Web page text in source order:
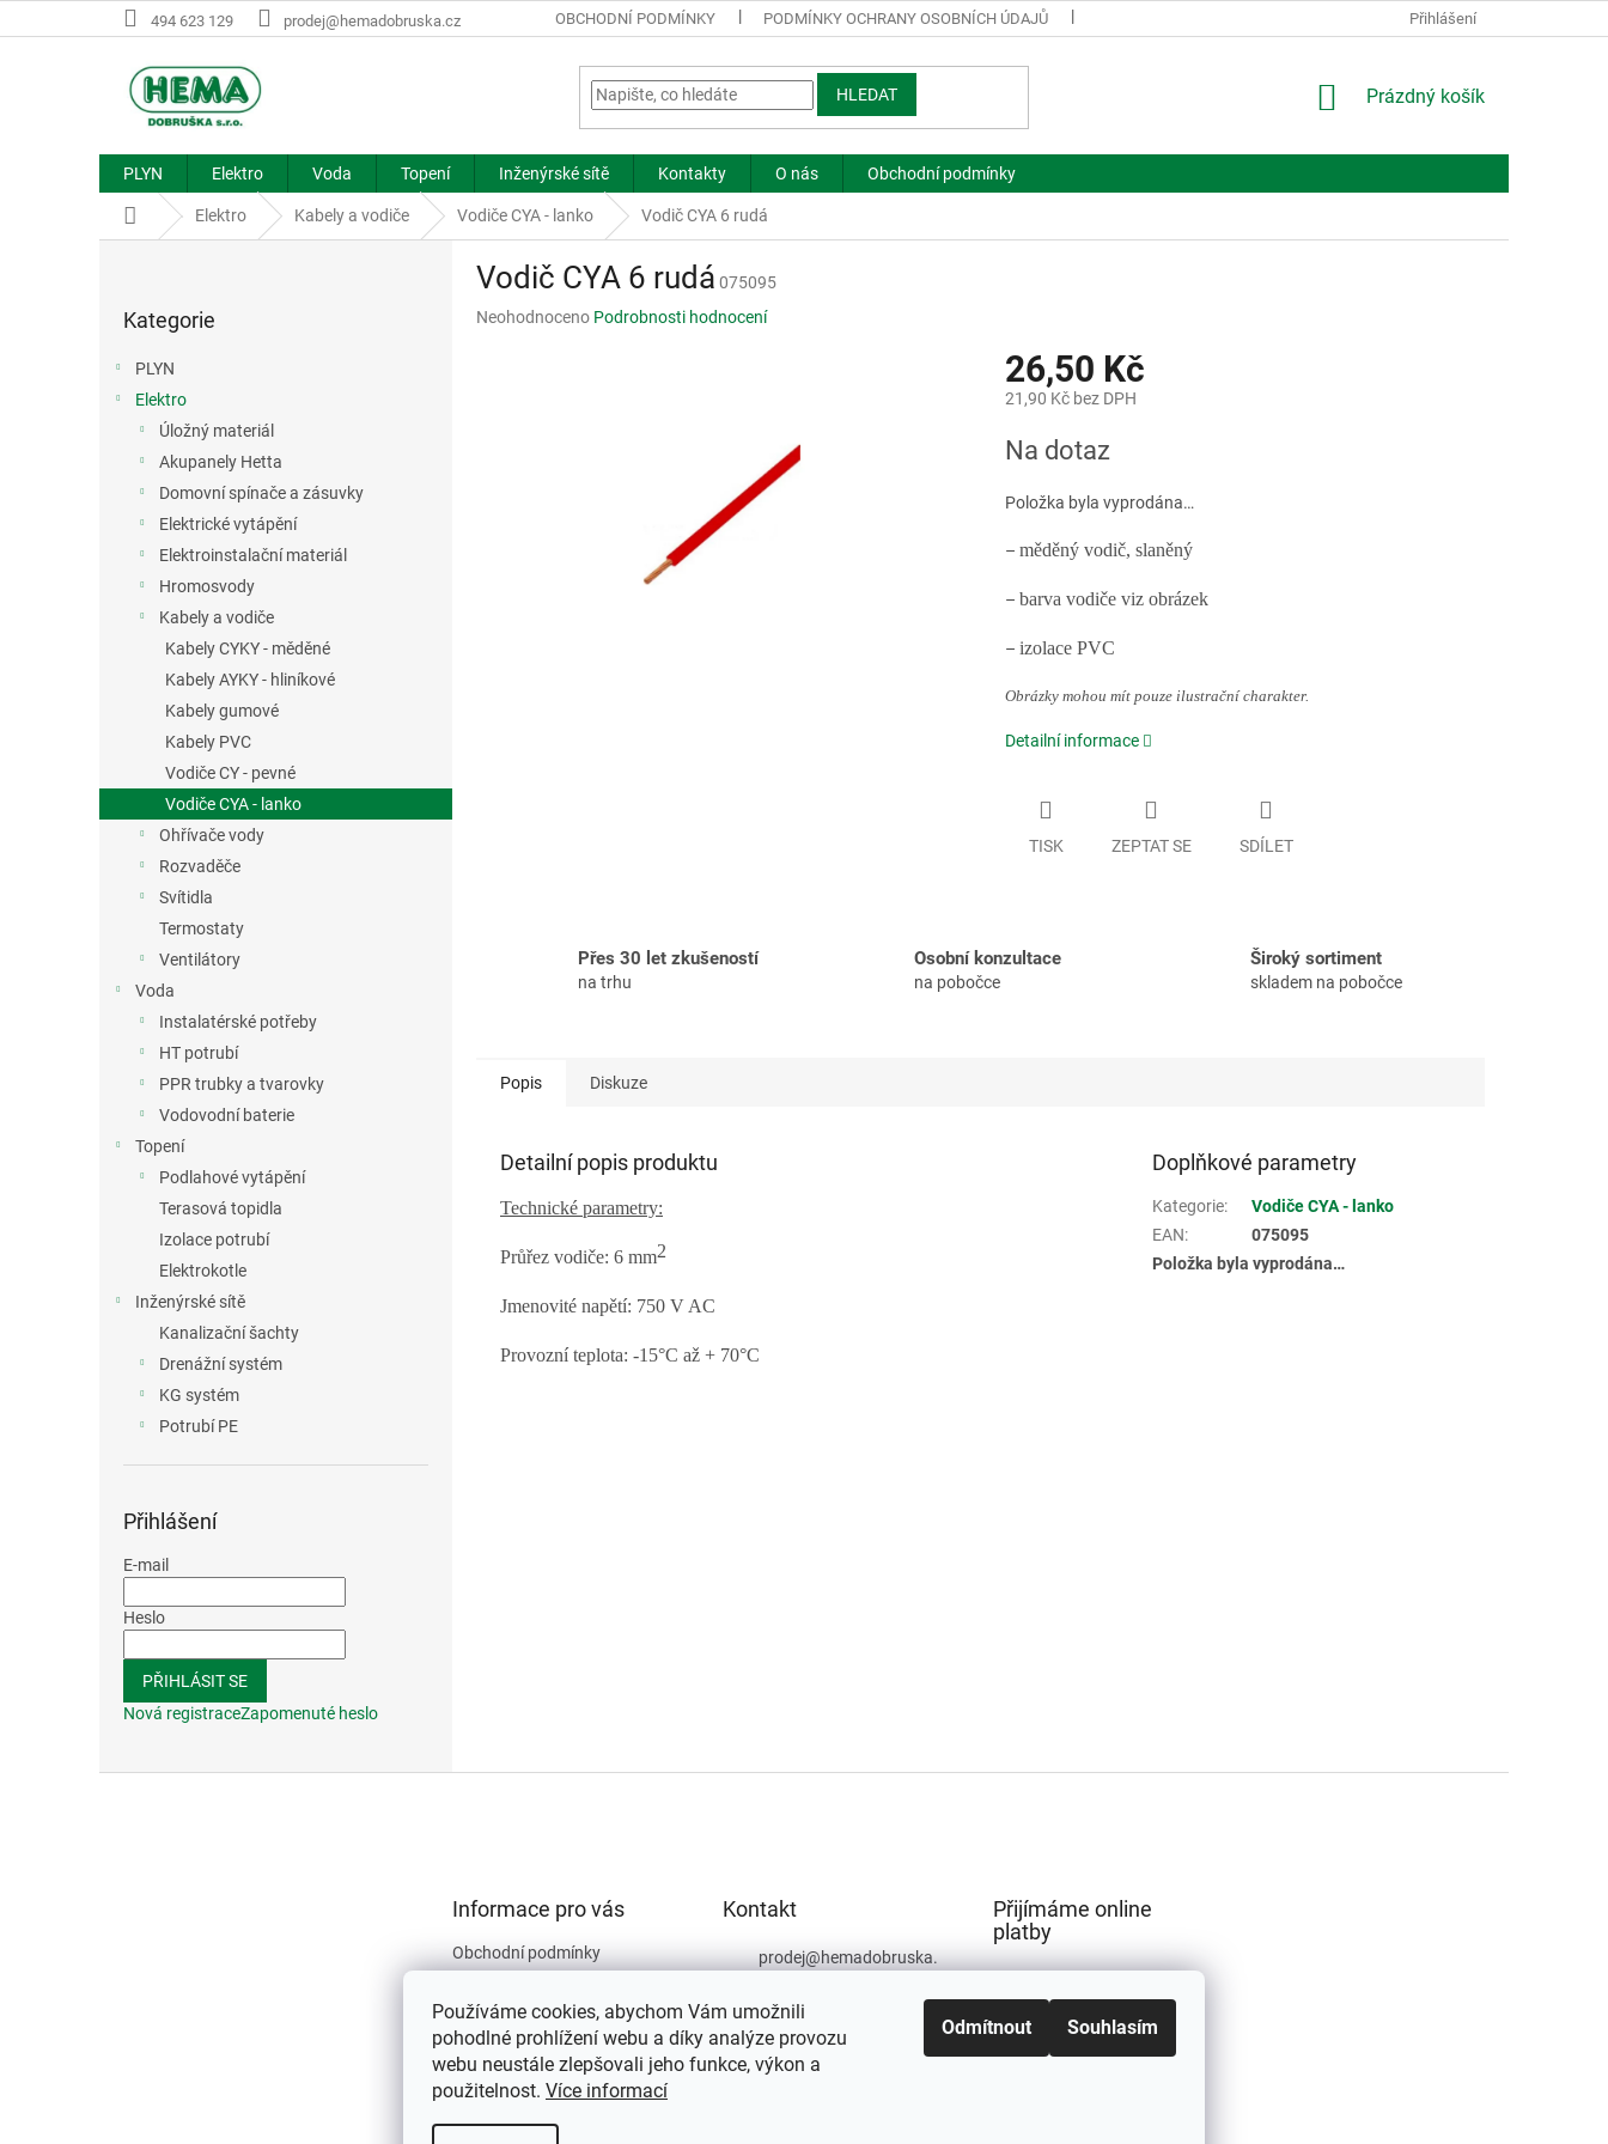
Používáme cookies, abychom Vám umožnili
pohodlné prohlížení webu a díky analýze provozu
webu neustále zlepšovali jeho funkce, výkon a
použitelnost. Více informací
Odmítnout Souhlasím
na
494 623 129 prodej@hemadobruska.cz OBCHODNÍ PODMÍNKY PODMÍNKY OCHRANY OSOBNÍCH ÚDAJŮ Přihlášení
HLEDAT
NÁKUPNÍ
Prázdný košík
PLYN Elektro Voda Topení Inženýrské sítě Kontakty O nás Obchodní podmínky
Domů Elektro Kabely a vodiče Vodiče CYA - lanko Vodič CYA 6 rudá
kategorie
Kategorie
PLYN
Elektro
Úložný materiál
Akupanely Hetta
Domovní spínače a zásuvky
Elektrické vytápění
Elektroinstalační materiál
Hromosvody
Kabely a vodiče
Kabely CYKY - měděné
Kabely AYKY - hliníkové
Kabely gumové
Kabely PVC
Vodiče CY - pevné
Vodiče CYA - lanko
Ohřívače vody
Rozvaděče
Svítidla
Termostaty
Ventilátory
Voda
Instalatérské potřeby
HT potrubí
PPR trubky a tvarovky
Vodovodní baterie
Topení
Podlahové vytápění
Terasová topidla
Izolace potrubí
Elektrokotle
Inženýrské sítě
Kanalizační šachty
Drenážní systém
KG systém
Potrubí PE
Přihlášení
E-mail
Heslo
PŘIHLÁSIT SE
Nová registraceZapomenuté heslo
Vodič CYA 6 rudá 075095
Průměrné
Neohodnoceno Podrobnosti hodnocení
26,50 Kč
21,90 Kč bez DPH
cena:
Na dotaz
Položka byla vyprodána…
– měděný vodič, slaněný
– barva vodiče viz obrázek
– izolace PVC
Obrázky mohou mít pouze ilustrační charakter.
Detailní informace
TISK ZEPTAT SE SDÍLET
Přes 30 let zkušeností
na trhu
Osobní konzultace
na pobočce
Široký sortiment
skladem na pobočce
Popis Diskuze
Detailní popis produktu
Technické parametry:
Průřez vodiče: 6 mm2
Jmenovité napětí: 750 V AC
Provozní teplota: -15°C až + 70°C
Doplňkové parametry
Kategorie:
Vodiče CYA - lanko
EAN:
075095
Položka byla vyprodána…
Informace pro vás
Obchodní podmínky
údajů
Kontakty
O nás
Kontakt
prodej@hemadobruska.
494 623 129
Přijímáme online
platby